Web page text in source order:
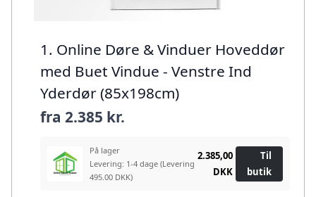
1. Online Døre & Vinduer Hoveddør
med Buet Vindue - Venstre Ind
Yderdør (85x198cm)
fra 2.385 kr.
På lager
Levering: 1-4 dage (Levering
495.00 DKK)
2.385,00
DKK
Til
butik